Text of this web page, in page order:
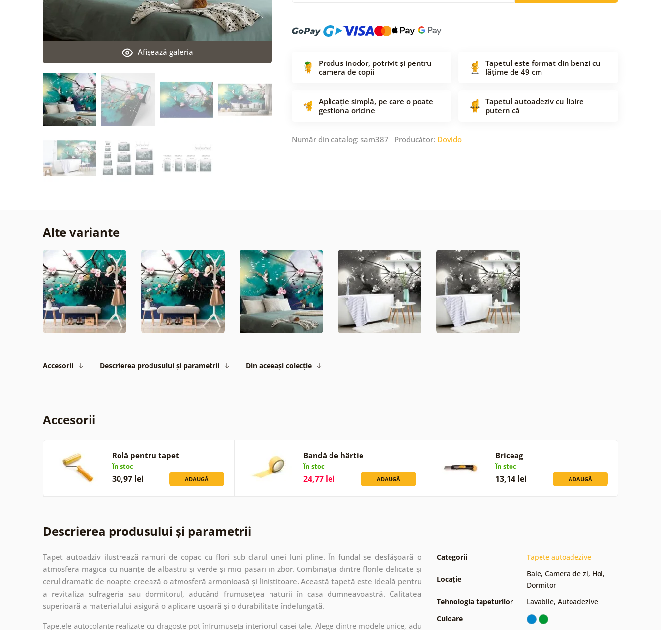
Afişează galeria
Produs inodor, potrivit și pentru
camera de copii
Tapetul este format din benzi cu
lățime de 49 cm
Aplicație simplă, pe care o poate
gestiona oricine
Tapetul autoadeziv cu lipire
puternică
Număr din catalog: sam387 Producător: Dovido
Alte variante
Accesorii Descrierea produsului și parametrii Din aceeași colecție
Accesorii
Rolă pentru tapet
În stoc
30,97 lei ADAUGĂ
Bandă de hârtie
În stoc
24,77 lei ADAUGĂ
Briceag
În stoc
13,14 lei ADAUGĂ
Descrierea produsului și parametrii
Tapet autoadziv ilustrează ramuri de copac cu flori sub clarul unei luni pline. În fundal se desfășoară o
atmosferă magică cu nuanțe de albastru și verde și mici păsări în zbor. Combinația dintre florile delicate și
cerul dramatic de noapte creează o atmosferă armonioasă și liniștitoare. Această tapetă este ideală pentru
a revitaliza sufrageria sau dormitorul, aducând frumusețea naturii în casa dumneavoastră. Calitatea
superioară a materialului asigură o aplicare ușoară și o durabilitate îndelungată.
Tapetele autocolante realizate cu dragoste pot înfrumuseța interiorul casei tale. Alege dintre modele unice, adu
Categorii Tapete autoadezive
Locație
Baie, Camera de zi, Hol,
Dormitor
Tehnologia tapeturilor
Lavabile, Autoadezive
Culoare